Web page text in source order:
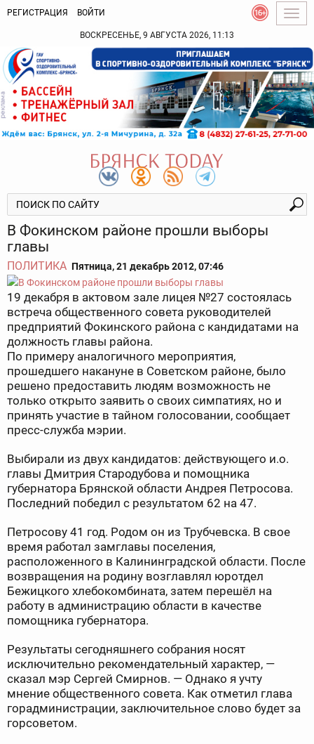
РЕГИСТРАЦИЯ ВОЙТИ
ВОСКРЕСЕНЬЕ, 9 АВГУСТА 2026, 11:13
В Фокинском районе прошли выборы
главы
ПОЛИТИКА Пятница, 21 декабрь 2012, 07:46
19 декабря в актовом зале лицея №27 состоялась
встреча общественного совета руководителей
предприятий Фокинского района с кандидатами на
должность главы района.
По примеру аналогичного мероприятия,
прошедшего накануне в Советском районе, было
решено предоставить людям возможность не
только открыто заявить о своих симпатиях, но и
принять участие в тайном голосовании, сообщает
пресс-служба мэрии.
Выбирали из двух кандидатов: действующего и.о.
главы Дмитрия Стародубова и помощника
губернатора Брянской области Андрея Петросова.
Последний победил с результатом 62 на 47.
Петросову 41 год. Родом он из Трубчевска. В свое
время работал замглавы поселения,
расположенного в Калининградской области. После
возвращения на родину возглавлял юротдел
Бежицкого хлебокомбината, затем перешёл на
работу в администрацию области в качестве
помощника губернатора.
Результаты сегодняшнего собрания носят
исключительно рекомендательный характер, —
сказал мэр Сергей Смирнов. — Однако я учту
мнение общественного совета. Как отметил глава
горадминистрации, заключительное слово будет за
горсоветом.